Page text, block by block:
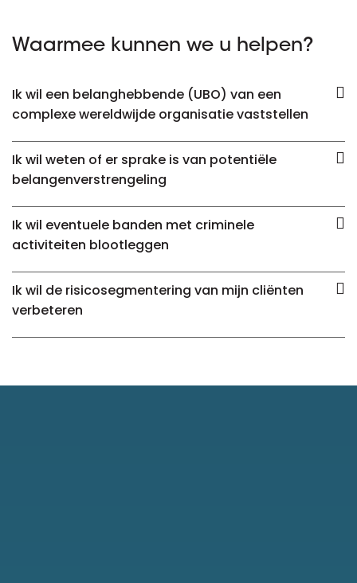
Waarmee kunnen we u helpen?
Ik wil een belanghebbende (UBO) van een
complexe wereldwijde organisatie vaststellen
Ik wil weten of er sprake is van potentiële
belangenverstrengeling
Ik wil eventuele banden met criminele
activiteiten blootleggen
Ik wil de risicosegmentering van mijn cliënten
verbeteren